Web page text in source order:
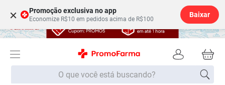
× Promoção exclusiva no app
Economize R$10 em pedidos acima de R$100
Baixar
O que você está buscando?